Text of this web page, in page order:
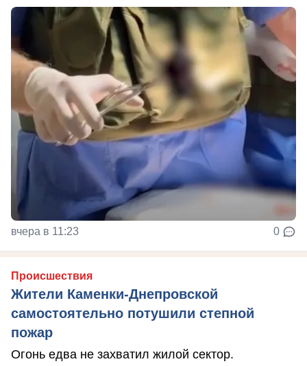
вчера в 11:23 0
Происшествия
Жители Каменки-Днепровской
самостоятельно потушили степной
пожар
Огонь едва не захватил жилой сектор.